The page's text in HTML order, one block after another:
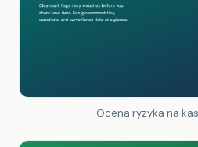
Ocena ryzyka na